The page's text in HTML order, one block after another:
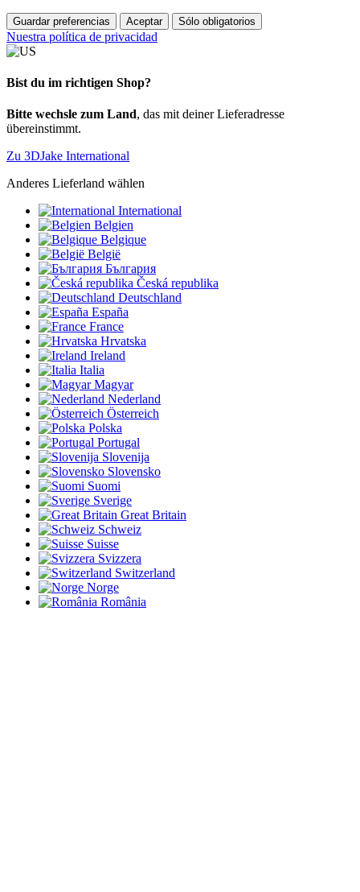
Guardar preferencias Aceptar Sólo obligatorios
Nuestra política de privacidad
Bist du im richtigen Shop?
Bitte wechsle zum Land, das mit deiner Lieferadresse
übereinstimmt.
Zu 3DJake International
Anderes Lieferland wählen
International
Belgien
Belgique
België
България
Česká republika
Deutschland
España
France
Hrvatska
Ireland
Italia
Magyar
Nederland
Österreich
Polska
Portugal
Slovenija
Slovensko
Suomi
Sverige
Great Britain
Schweiz
Suisse
Svizzera
Switzerland
Norge
România